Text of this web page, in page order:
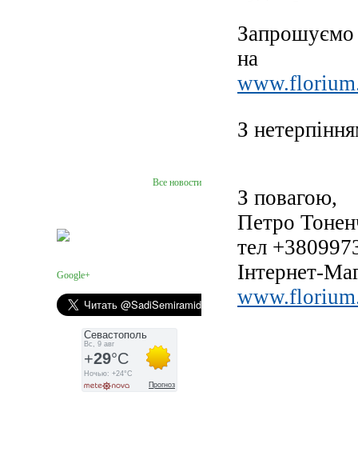
Все новости
Google+
Запрошуємо
на
З
З повагою,
Петро
тел
Інтернет-